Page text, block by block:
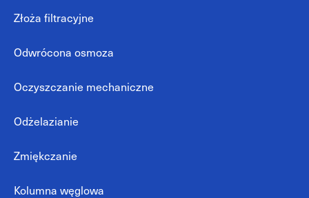
Złoża filtracyjne
Odwrócona osmoza
Oczyszczanie mechaniczne
Odżelazianie
Zmiękczanie
Kolumna węglowa